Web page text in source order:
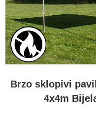
Brzo sklopivi
4x4m